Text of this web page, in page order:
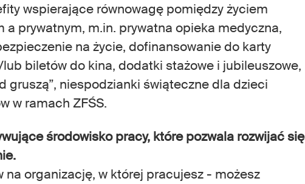
wspierające równowagę pomiędzy życiem
a prywatnym, m.in. prywatna opieka medyczna,
na życie, dofinansowanie do karty
biletów do kina, dodatki stażowe i jubileuszowe,
gruszą”, niespodzianki świąteczne dla dzieci
w ramach ZFŚS.
środowisko pracy, które pozwala rozwijać się
na organizację, w której pracujesz - możesz